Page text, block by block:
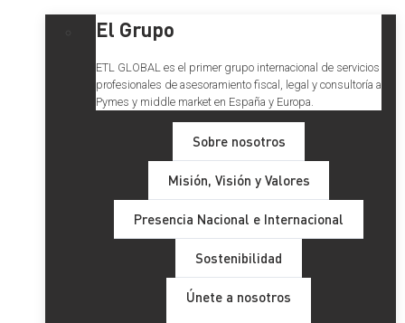
El Grupo
ETL GLOBAL es el primer grupo internacional de servicios
profesionales de asesoramiento fiscal, legal y consultoría a
Pymes y middle market en España y Europa.
Sobre nosotros
Misión, Visión y Valores
Presencia Nacional e Internacional
Sostenibilidad
Únete a nosotros